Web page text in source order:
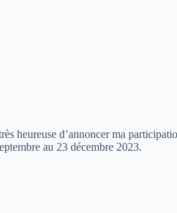
heureuse d’annoncer ma
au 23 décembre 2023.